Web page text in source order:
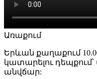
Առաքում
Երևան քաղաքում
կատարելու
անվճար: